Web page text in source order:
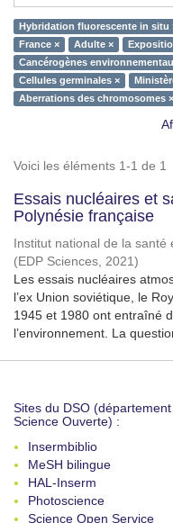
Hybridation fluorescente in situ
France ×
Adulte ×
Cancérogènes
Cellules germinales ×
Aberrations des chromosomes ×
Voici les éléments 1-1 de 1
Essais nucléaires et
Polynésie française
Institut national de la
(EDP Sciences, 2021)
Les essais nucléaires
l’ex Union soviétique, le
1945 et 1980 ont entraîné
l’environnement. La
Sites du DSO (département
Science Ouverte) :
Insermbiblio
MeSH bilingue
HAL-Inserm
Photoscience
Science Open Service